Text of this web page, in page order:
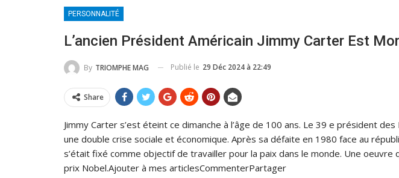
PERSONNALITÉ
L’ancien Président Américain Jimmy Carter Est
By TRIOMPHE MAG Publié le 29 Déc 2024 à 22:49
Share
Jimmy Carter s’est éteint ce dimanche à l’âge de 100 ans. Le 39 e président
une double crise sociale et économique. Après sa défaite en 1980 face au
s’était fixé comme objectif de travailler pour la paix dans le monde. Une oeuvre
prix Nobel.Ajouter à mes articlesCommenterPartager